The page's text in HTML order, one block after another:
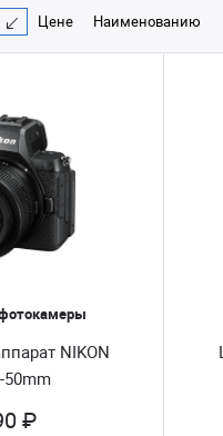
Цене Наименованию
NIKON
50mm
₽